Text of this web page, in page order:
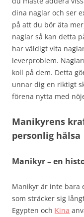
dina naglar och ser
på att du bör äta mer
naglar så kan detta
har väldigt vita
leverproblem.
koll på dem. Detta
unnar dig en riktigt
förena nytta med
Manikyrens
personlig hälsa
Manikyr – en
Manikyr är inte bara
som sträcker sig
Egypten och Kina